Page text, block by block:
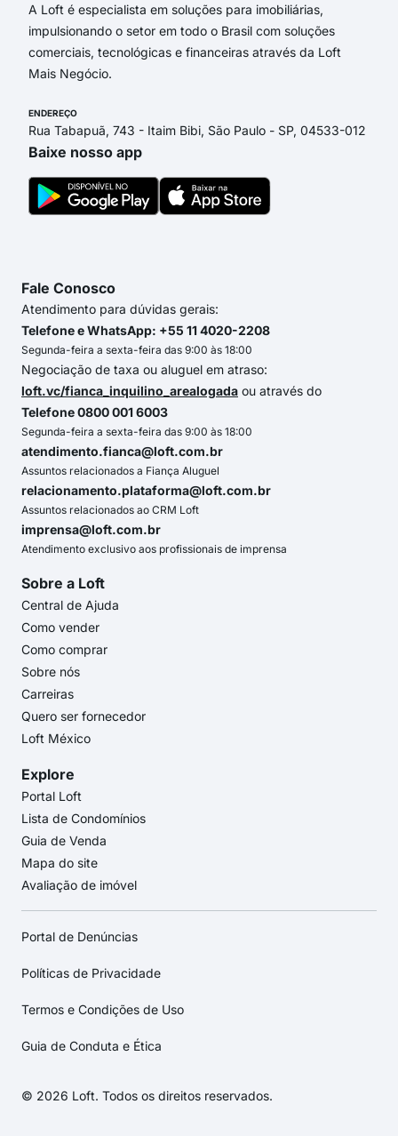
A Loft é especialista em soluções para imobiliárias,
impulsionando o setor em todo o Brasil com soluções
comerciais, tecnológicas e financeiras através da Loft
Mais Negócio.
ENDEREÇO
Rua Tabapuã, 743 - Itaim Bibi, São Paulo - SP, 04533-012
Baixe nosso app
Fale Conosco
Atendimento para dúvidas gerais:
Telefone e WhatsApp: +55 11 4020-2208
Segunda-feira a sexta-feira das 9:00 às 18:00
Negociação de taxa ou aluguel em atraso:
loft.vc/fianca_inquilino_arealogada ou através do
Telefone 0800 001 6003
Segunda-feira a sexta-feira das 9:00 às 18:00
atendimento.fianca@loft.com.br
Assuntos relacionados a Fiança Aluguel
relacionamento.plataforma@loft.com.br
Assuntos relacionados ao CRM Loft
imprensa@loft.com.br
Atendimento exclusivo aos profissionais de imprensa
Sobre a Loft
Central de Ajuda
Como vender
Como comprar
Sobre nós
Carreiras
Quero ser fornecedor
Loft México
Explore
Portal Loft
Lista de Condomínios
Guia de Venda
Mapa do site
Avaliação de imóvel
Portal de Denúncias
Políticas de Privacidade
Termos e Condições de Uso
Guia de Conduta e Ética
© 2026 Loft. Todos os direitos reservados.